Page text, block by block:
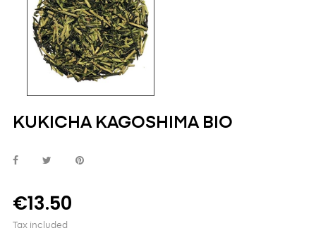
KUKICHA KAGOSHIMA BIO
€13.50
Tax included